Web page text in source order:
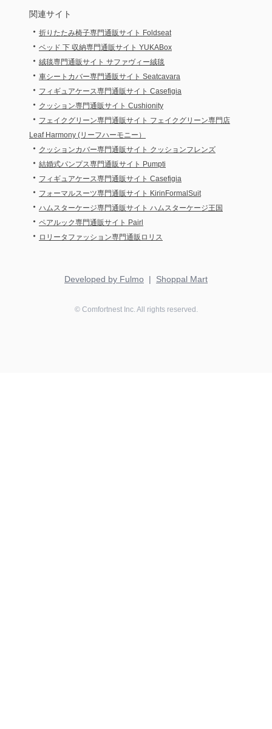
関連サイト
・ 折りたたみ椅子専門通販サイト Foldseat
・ ベッド 下 収納専門通販サイト YUKABox
・ 絨毯専門通販サイト サファヴィー絨毯
・ 車シートカバー専門通販サイト Seatcavara
・ フィギュアケース専門通販サイト Casefigia
・ クッション専門通販サイト Cushionity
・ フェイクグリーン専門通販サイト フェイクグリーン専門店
Leaf Harmony (リーフハーモニー）
・ クッションカバー専門通販サイト クッションフレンズ
・ 結婚式パンプス専門通販サイト Pumpti
・ フィギュアケース専門通販サイト Casefigia
・ フォーマルスーツ専門通販サイト KirinFormalSuit
・ ハムスターケージ専門通販サイト ハムスターケージ王国
・ ペアルック専門通販サイト Pairl
・ ロリータファッション専門通販ロリス
Developed by Fulmo | Shoppal Mart
© ComfortnestInc. All rights reserved.